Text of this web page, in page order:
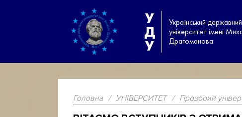
У
Д
У
Український державний
університет імені
Драгоманова
Головна / УНІВЕРСИТЕТ / Прозорий